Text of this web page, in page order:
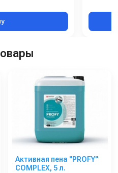
Активная пена "PROFY"
COMPLEX, 5 л.